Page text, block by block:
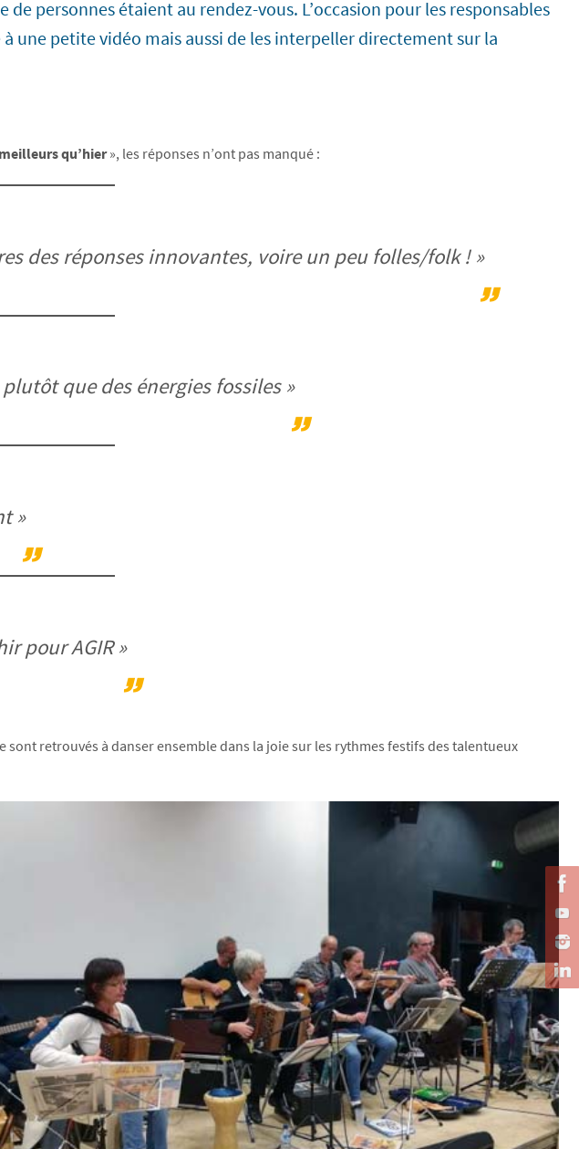
de personnes étaient au rendez-vous. L’occasion pour les responsables
une petite vidéo mais aussi de les interpeller directement sur la
meilleurs qu’hier», les réponses n’ont pas manqué :
des réponses innovantes, voire un peu folles/folk ! »
que des énergies fossiles »
»
pour AGIR »
retrouvés à danser ensemble dans la joie sur les rythmes festifs des talentueux